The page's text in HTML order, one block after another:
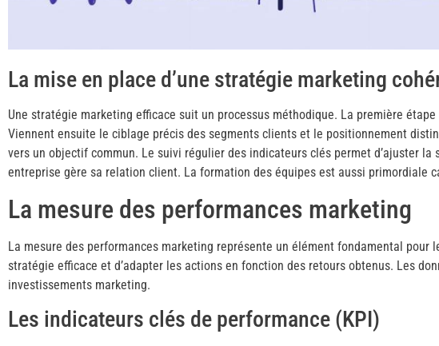
La mise en place d’une stratégie marketing
Une stratégie marketing efficace suit un processus méthodique. La première
Viennent ensuite le ciblage précis des segments clients et le positionnement
vers un objectif commun. Le suivi régulier des indicateurs clés permet d’ajuster
entreprise gère sa relation client. La formation des équipes est aussi primordiale
La mesure des performances marketing
La mesure des performances marketing représente un élément fondamental pour
stratégie efficace et d’adapter les actions en fonction des retours obtenus. Les
investissements marketing.
Les indicateurs clés de performance (KPI)